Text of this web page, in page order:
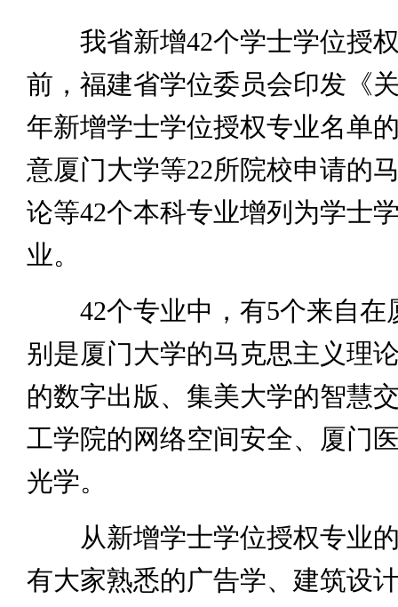
我省新增42个学士学位授
前，福建省学位委员会印发《
年新增学士学位授权专业名单
意厦门大学等22所院校申请的
论等42个本科专业增列为学士
业。
42个专业中，有5个来自在
别是厦门大学的马克思主义理
的数字出版、集美大学的智慧
工学院的网络空间安全、厦门
光学。
从新增学士学位授权专业的
有大家熟悉的广告学、建筑设